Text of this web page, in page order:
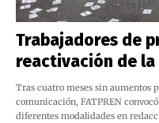
Trabajadores de
reactivación de
Tras cuatro meses sin aumentos
comunicación, FATPREN
diferentes modalidades en